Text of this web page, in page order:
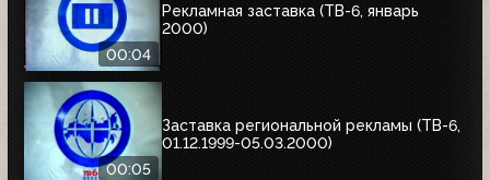
00:04
Рекламная заставка (ТВ-6, январь
2000)
00:05
Заставка региональной рекламы (ТВ-6,
01.12.1999-05.03.2000)